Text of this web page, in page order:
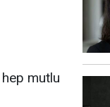
mutlu